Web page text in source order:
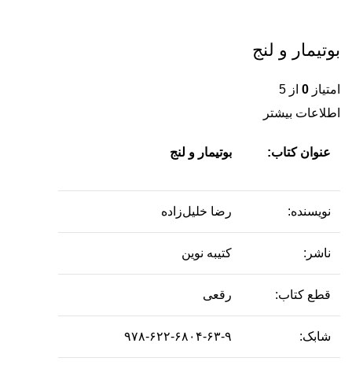
بوتیمار و لنج
امتیاز 0 از 5
اطلاعات بیشتر
عنوان کتاب: بوتیمار و لنج
نویسنده: رضا خلیل‌زاده
ناشر: کتیبه نوین
قطع کتاب: رقعی
شابک: ۹۷۸-۶۲۲-۶۸۰۴-۶۳-۹